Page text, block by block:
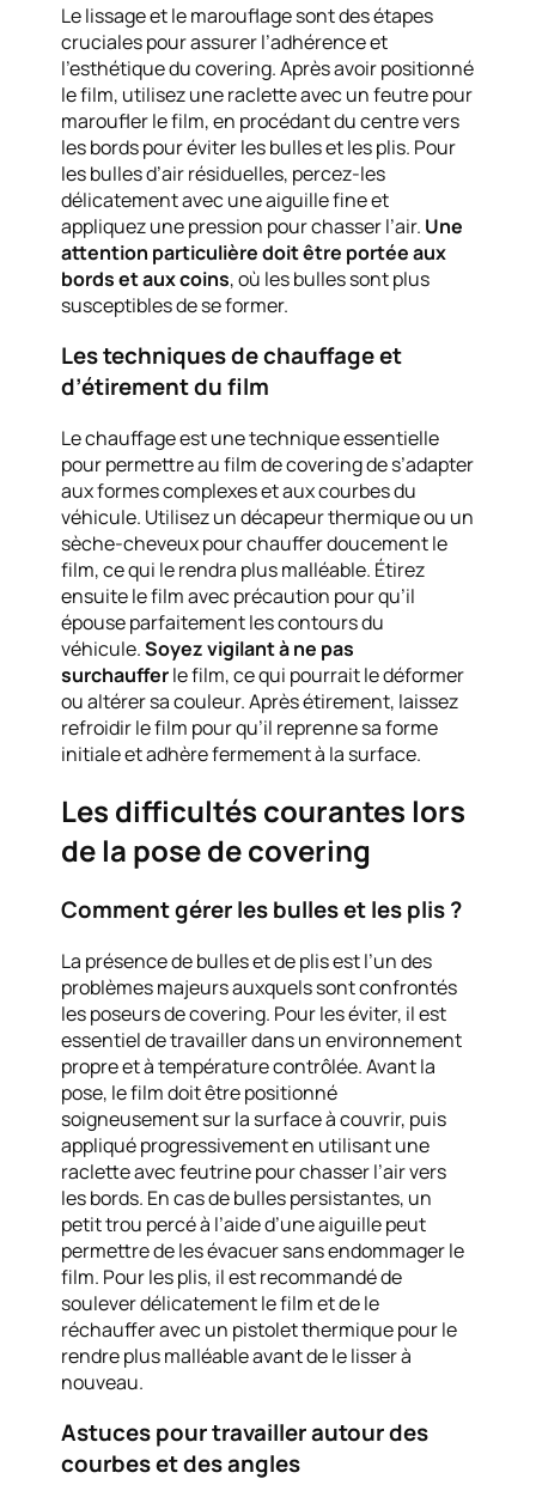
Le lissage et le marouflage sont des étapes
cruciales pour assurer l’adhérence et
l’esthétique du covering. Après avoir positionné
le film, utilisez une raclette avec un feutre pour
maroufler le film, en procédant du centre vers
les bords pour éviter les bulles et les plis. Pour
les bulles d’air résiduelles, percez-les
délicatement avec une aiguille fine et
appliquez une pression pour chasser l’air. Une
attention particulière doit être portée aux
bords et aux coins, où les bulles sont plus
susceptibles de se former.
Les techniques de chauffage et
d’étirement du film
Le chauffage est une technique essentielle
pour permettre au film de covering de s’adapter
aux formes complexes et aux courbes du
véhicule. Utilisez un décapeur thermique ou un
sèche-cheveux pour chauffer doucement le
film, ce qui le rendra plus malléable. Étirez
ensuite le film avec précaution pour qu’il
épouse parfaitement les contours du
véhicule.Soyez vigilant à ne pas
surchaufferle film, ce qui pourrait le déformer
ou altérer sa couleur. Après étirement, laissez
refroidir le film pour qu’il reprenne sa forme
initiale et adhère fermement à la surface.
Les difficultés courantes lors
de la pose de covering
Comment gérer les bulles et les plis ?
La présence de bulles et de plis est l’un des
problèmes majeurs auxquels sont confrontés
les poseurs de covering. Pour les éviter, il est
essentiel de travailler dans un environnement
propre et à température contrôlée. Avant la
pose, le film doit être positionné
soigneusement sur la surface à couvrir, puis
appliqué progressivement en utilisant une
raclette avec feutrine pour chasser l’air vers
les bords. En cas de bulles persistantes, un
petit trou percé à l’aide d’une aiguille peut
permettre de les évacuer sans endommager le
film. Pour les plis, il est recommandé de
soulever délicatement le film et de le
réchauffer avec un pistolet thermique pour le
rendre plus malléable avant de le lisser à
nouveau.
Astuces pour travailler autour des
courbes et des angles